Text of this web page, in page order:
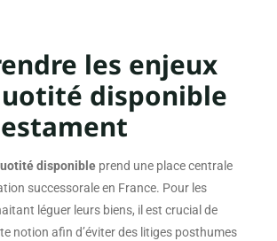
les enjeux
disponible
disponibleprend une place centrale
successorale en France. Pour les
léguer leurs biens, il est crucial de
notion afin d’éviter des litiges posthumes